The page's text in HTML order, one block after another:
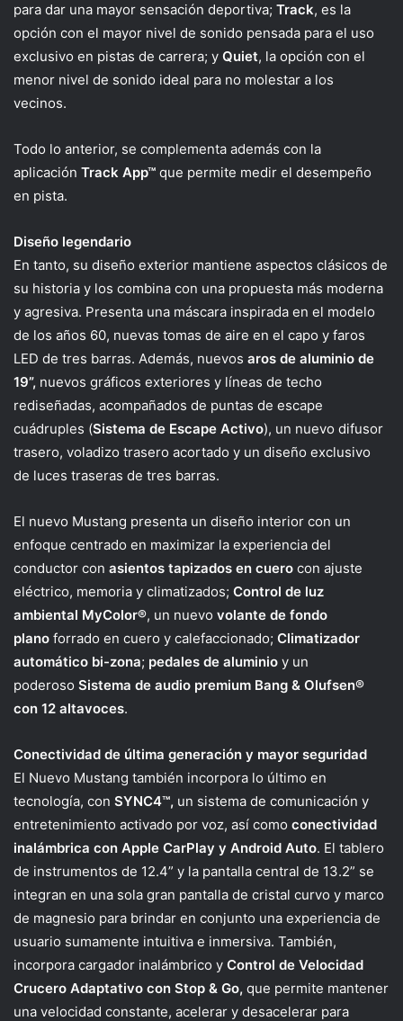
para dar una mayor sensación deportiva; Track, es la
opción con el mayor nivel de sonido pensada para el uso
exclusivo en pistas de carrera; y Quiet, la opción con el
menor nivel de sonido ideal para no molestar a los
vecinos.
Todo lo anterior, se complementa además con la
aplicación Track App™ que permite medir el desempeño
en pista.
Diseño legendario
En tanto, su diseño exterior mantiene aspectos clásicos de
su historia y los combina con una propuesta más moderna
y agresiva. Presenta una máscara inspirada en el modelo
de los años 60, nuevas tomas de aire en el capo y faros
LED de tres barras. Además, nuevos aros de aluminio de
19”, nuevos gráficos exteriores y líneas de techo
rediseñadas, acompañados de puntas de escape
cuádruples (Sistema de Escape Activo), un nuevo difusor
trasero, voladizo trasero acortado y un diseño exclusivo
de luces traseras de tres barras.
El nuevo Mustang presenta un diseño interior con un
enfoque centrado en maximizar la experiencia del
conductor con asientos tapizados en cuero con ajuste
eléctrico, memoria y climatizados; Control de luz
ambiental MyColor®, un nuevo volante de fondo
plano forrado en cuero y calefaccionado; Climatizador
automático bi-zona; pedales de aluminio y un
poderoso Sistema de audio premium Bang & Olufsen®
con 12 altavoces.
Conectividad de última generación y mayor seguridad
El Nuevo Mustang también incorpora lo último en
tecnología, con SYNC4™, un sistema de comunicación y
entretenimiento activado por voz, así como conectividad
inalámbrica con Apple CarPlay y Android Auto. El tablero
de instrumentos de 12.4” y la pantalla central de 13.2” se
integran en una sola gran pantalla de cristal curvo y marco
de magnesio para brindar en conjunto una experiencia de
usuario sumamente intuitiva e inmersiva. También,
incorpora cargador inalámbrico y Control de Velocidad
Crucero Adaptativo con Stop & Go, que permite mantener
una velocidad constante, acelerar y desacelerar para